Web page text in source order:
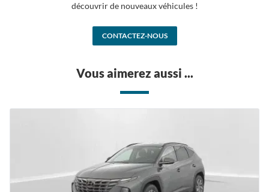
découvrir de nouveaux véhicules !
CONTACTEZ-NOUS
Vous aimerez aussi ...